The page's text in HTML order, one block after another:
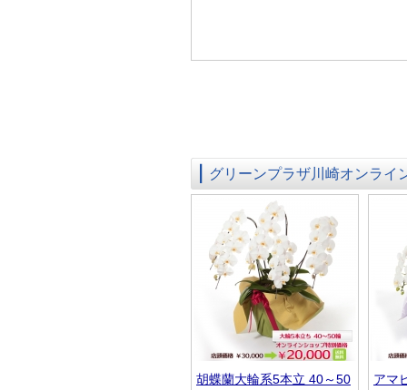
グリーンプラザ川崎オンライ
胡蝶蘭大輪系5本立 40～50
アマ